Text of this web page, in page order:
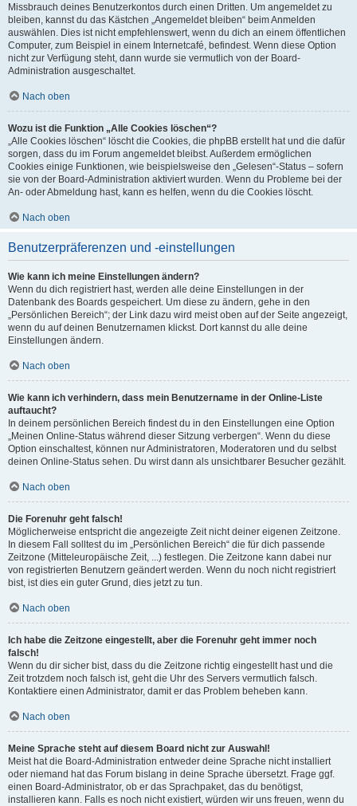
Missbrauch deines Benutzerkontos durch einen Dritten. Um angemeldet zu
bleiben, kannst du das Kästchen „Angemeldet bleiben“ beim Anmelden
auswählen. Dies ist nicht empfehlenswert, wenn du dich an einem öffentlichen
Computer, zum Beispiel in einem Internetcafé, befindest. Wenn diese Option
nicht zur Verfügung steht, dann wurde sie vermutlich von der Board-
Administration ausgeschaltet.
Nach oben
Wozu ist die Funktion „Alle Cookies löschen“?
„Alle Cookies löschen“ löscht die Cookies, die phpBB erstellt hat und die dafür
sorgen, dass du im Forum angemeldet bleibst. Außerdem ermöglichen
Cookies einige Funktionen, wie beispielsweise den „Gelesen“-Status – sofern
sie von der Board-Administration aktiviert wurden. Wenn du Probleme bei der
An- oder Abmeldung hast, kann es helfen, wenn du die Cookies löscht.
Nach oben
Benutzerpräferenzen und -einstellungen
Wie kann ich meine Einstellungen ändern?
Wenn du dich registriert hast, werden alle deine Einstellungen in der
Datenbank des Boards gespeichert. Um diese zu ändern, gehe in den
„Persönlichen Bereich“; der Link dazu wird meist oben auf der Seite angezeigt,
wenn du auf deinen Benutzernamen klickst. Dort kannst du alle deine
Einstellungen ändern.
Nach oben
Wie kann ich verhindern, dass mein Benutzername in der Online-Liste
auftaucht?
In deinem persönlichen Bereich findest du in den Einstellungen eine Option
„Meinen Online-Status während dieser Sitzung verbergen“. Wenn du diese
Option einschaltest, können nur Administratoren, Moderatoren und du selbst
deinen Online-Status sehen. Du wirst dann als unsichtbarer Besucher gezählt.
Nach oben
Die Forenuhr geht falsch!
Möglicherweise entspricht die angezeigte Zeit nicht deiner eigenen Zeitzone.
In diesem Fall solltest du im „Persönlichen Bereich“ die für dich passende
Zeitzone (Mitteleuropäische Zeit, ...) festlegen. Die Zeitzone kann dabei nur
von registrierten Benutzern geändert werden. Wenn du noch nicht registriert
bist, ist dies ein guter Grund, dies jetzt zu tun.
Nach oben
Ich habe die Zeitzone eingestellt, aber die Forenuhr geht immer noch
falsch!
Wenn du dir sicher bist, dass du die Zeitzone richtig eingestellt hast und die
Zeit trotzdem noch falsch ist, geht die Uhr des Servers vermutlich falsch.
Kontaktiere einen Administrator, damit er das Problem beheben kann.
Nach oben
Meine Sprache steht auf diesem Board nicht zur Auswahl!
Meist hat die Board-Administration entweder deine Sprache nicht installiert
oder niemand hat das Forum bislang in deine Sprache übersetzt. Frage ggf.
einen Board-Administrator, ob er das Sprachpaket, das du benötigst,
installieren kann. Falls es noch nicht existiert, würden wir uns freuen, wenn du